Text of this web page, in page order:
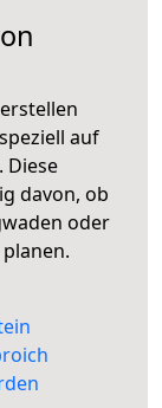
auf
Diese
davon, ob
oder